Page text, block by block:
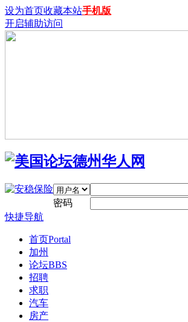
设为首页收藏本站手机版
开启辅助访问
密码
快捷导航
首页Portal
加州
论坛BBS
招聘
求职
汽车
房产